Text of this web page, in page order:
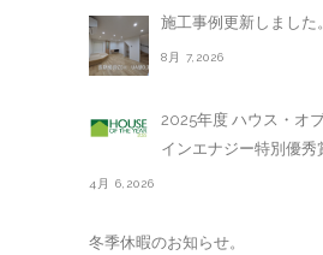
施工事例更新しました。
8月 7,2026
2025年度 ハウス・オ
インエナジー特別優秀
4月 6,2026
冬季休暇のお知らせ。